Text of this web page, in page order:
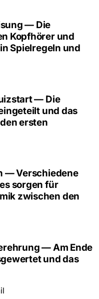
— Die
Kopfhörer und
Spielregeln und
— Die
und das
ersten
— Verschiedene
sorgen für
zwischen den
— Am Ende
und das